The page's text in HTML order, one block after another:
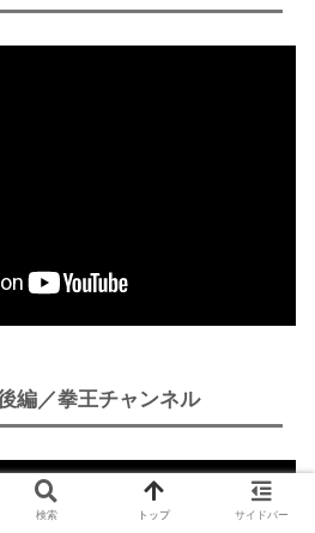
編／拳王チャンネル
検索 トップ サイドバー